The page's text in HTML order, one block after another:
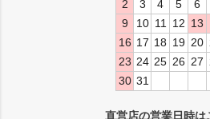
2
3 4 5 6
9
10 11 12 13
16 17 18 19 20
23 24 25 26 27
30 31
直営店の営業日時